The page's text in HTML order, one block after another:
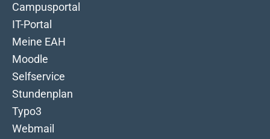
Campusportal
IT-Portal
Meine EAH
Moodle
Selfservice
Stundenplan
Typo3
Webmail